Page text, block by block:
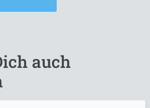
auch